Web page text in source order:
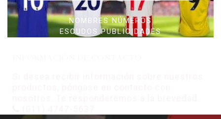
NOMBRES NÚMEROS
ESCUDOS PUBLICIDADES